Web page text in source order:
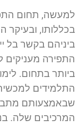
למעשה, תחום
בכללותו, ובעיקר
ביניהם בקשר בל
התפירה
ביותר בתחום.
התלמידים
שבאמצעותם
המרכיבים שלה.